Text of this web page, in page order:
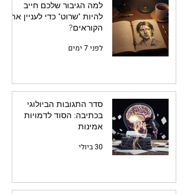
למה הגיבור שלכם חייב
להיות "שרוט" כדי לעניין את
הקוראים?
לפני 7 ימים
סדר התגובות הביולוגי
בכתיבה: הסוד לדמויות
אמינות
30 ביולי